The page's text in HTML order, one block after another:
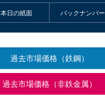
本日の紙面 バックナンバー
過去市場価格（鉄鋼）
過去市場価格（非鉄金属）